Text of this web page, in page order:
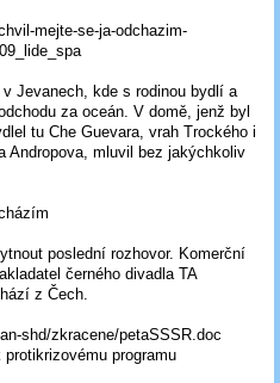
mejte-se-ja-odchazim-
Jevanech, kde s rodinou bydlí a
za oceán. V domě, jenž byl
tu Che Guevara, vrah Trockého i
Andropova, mluvil bez jakýchkoliv
poslední rozhovor. Komerční
černého divadla TA
z Čech.
shd/zkracene/petaSSSR.doc
programu